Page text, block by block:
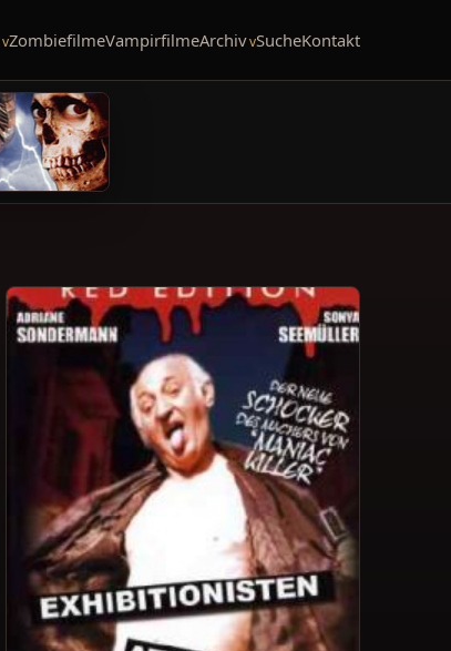
ZombiefilmeVampirfilmeArchiv SucheKontakt